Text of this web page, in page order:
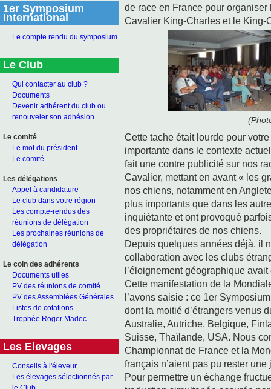
1er Symposium
International
Le compte rendu du symposium
Le Club
Qui contacter au club ?
Documents
Devenir adhérent du club ou
renouveler son adhésion
Le comité
Le mot du président
Le comité
Les délégations
Appel à candidature
Le club dans votre région
Les compte-rendus des
réunions de délégation
Les prochaines réunions de
délégation
Le coin des adhérents
Documents utiles
PV des réunions de comité
PV des Assemblées Générales
Listes de cotations
Trophée Roger Madec
Les Elevages
Conseils à l'éleveur
Les élevages sélectionnés par
de race en France pour
Cavalier King-Charles et le King-
Cette tache était lourde pour
importante dans le contexte
fait une contre publicité sur nos
Cavalier, mettant en avant « les
nos chiens, notamment en
plus importants que dans les
inquiétante et ont provoqué
des propriétaires de nos chiens.
Depuis quelques années déjà, il
collaboration avec les clubs
l’éloignement géographique
Cette manifestation de la
l’avons saisie : ce 1er
dont la moitié d’étrangers venus
Australie, Autriche, Belgique,
Suisse, Thaïlande, USA. Nous
Championnat de France et la
français n’aient pas pu rester
Pour permettre un échange